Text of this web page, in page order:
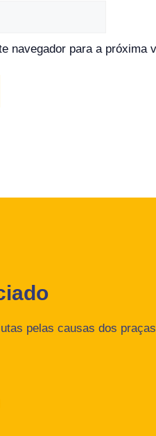
navegador para a próxima
pelas causas dos